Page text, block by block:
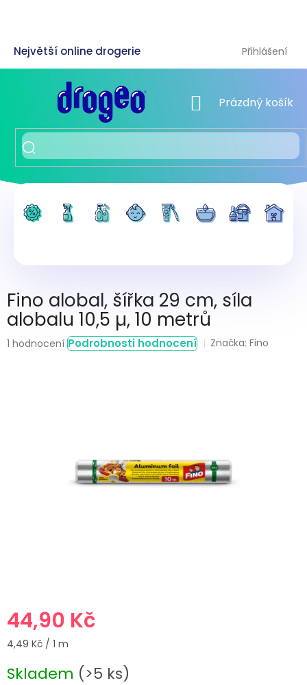
Přihlášení
NÁKUPNÍ KOŠÍK
Prázdný košík
Fino alobal, šířka 29 cm, síla
alobalu 10,5 µ, 10 metrů
Průměrné
1 hodnocení Podrobnosti hodnocení Značka:Fino
44,90 Kč
Měrná
4,49 Kč / 1 m
Skladem (>5 ks)